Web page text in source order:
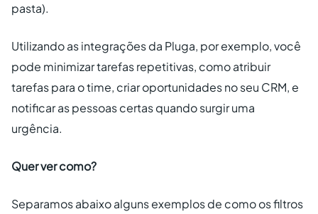
pasta).
Utilizando as integrações da Pluga, por exemplo, você
pode minimizar tarefas repetitivas, como atribuir
tarefas para o time, criar oportunidades no seu CRM, e
notificar as pessoas certas quando surgir uma
urgência.
Quer ver como?
Separamos abaixo alguns exemplos de como os filtros